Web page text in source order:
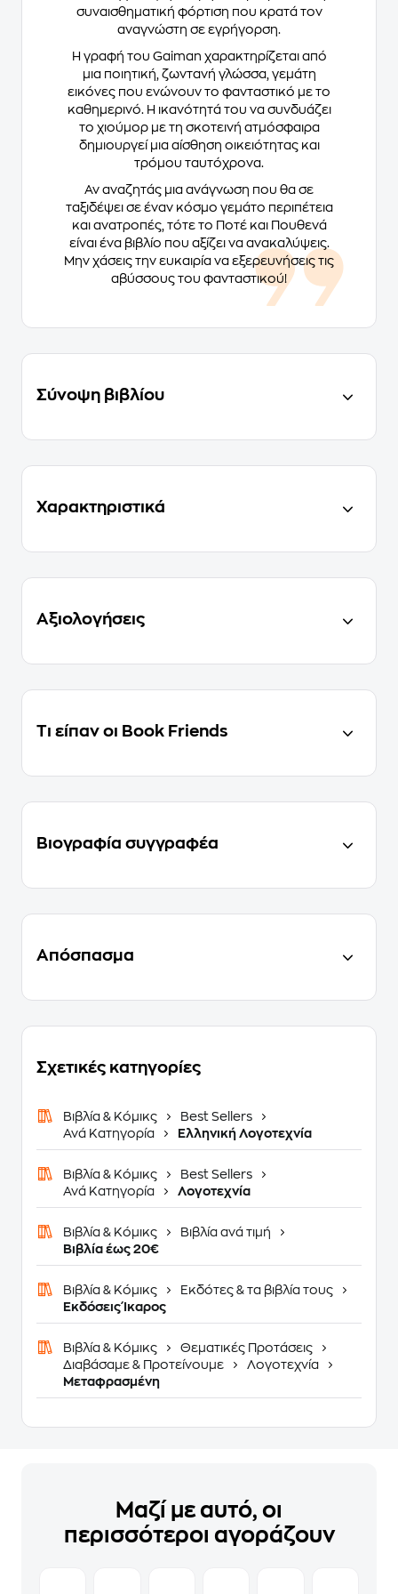
συναισθηματική φόρτιση που κρατά τον
αναγνώστη σε εγρήγορση.
Η γραφή του Gaiman χαρακτηρίζεται από
μια ποιητική, ζωντανή γλώσσα, γεμάτη
εικόνες που ενώνουν το φανταστικό με το
καθημερινό. Η ικανότητά του να συνδυάζει
το χιούμορ με τη σκοτεινή ατμόσφαιρα
δημιουργεί μια αίσθηση οικειότητας και
τρόμου ταυτόχρονα.
Αν αναζητάς μια ανάγνωση που θα σε
ταξιδέψει σε έναν κόσμο γεμάτο περιπέτεια
και ανατροπές, τότε το Ποτέ και Πουθενά
είναι ένα βιβλίο που αξίζει να ανακαλύψεις.
Μην χάσεις την ευκαιρία να εξερευνήσεις τις
αβύσσους του φανταστικού!
Σύνοψη βιβλίου
Χαρακτηριστικά
Αξιολογήσεις
Τι είπαν οι Book Friends
Βιογραφία συγγραφέα
Απόσπασμα
Σχετικές κατηγορίες
Βιβλία & Κόμικς
Best Sellers
Ανά Κατηγορία
Ελληνική Λογοτεχνία
Βιβλία & Κόμικς
Best Sellers
Ανά Κατηγορία
Λογοτεχνία
Βιβλία & Κόμικς
Βιβλία ανά τιμή
Βιβλία έως 20€
Βιβλία & Κόμικς
Εκδότες & τα βιβλία τους
Εκδόσεις Ίκαρος
Βιβλία & Κόμικς
Θεματικές Προτάσεις
Διαβάσαμε & Προτείνουμε
Λογοτεχνία
Μεταφρασμένη
Μαζί με αυτό, οι
περισσότεροι αγοράζουν